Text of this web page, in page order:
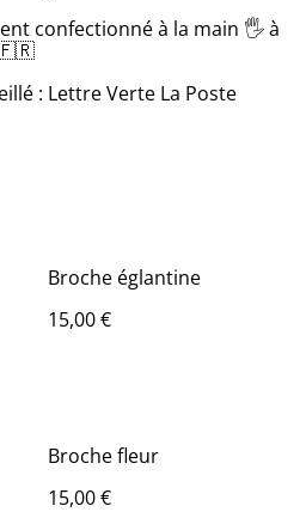
confectionné à la main 🖐 à
🇫🇷
: Lettre Verte La Poste
Broche églantine
15,00 €
Broche fleur
15,00 €